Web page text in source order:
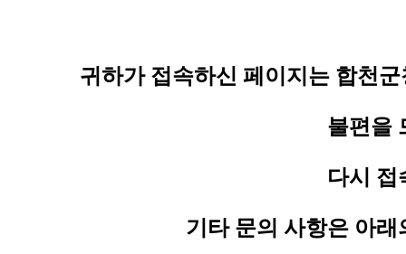
귀하가 접속하신 페이지는 합천
불편을
다시 접
기타 문의 사항은 아